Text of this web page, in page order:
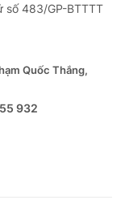
số 483/GP-BTTTT
Quốc Thắng,
932